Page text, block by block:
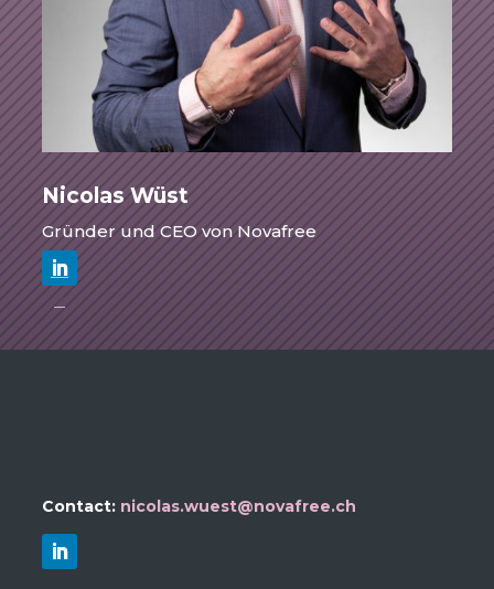
Nicolas Wüst
Gründer und CEO von Novafree
Contact: nicolas.wuest@novafree.ch